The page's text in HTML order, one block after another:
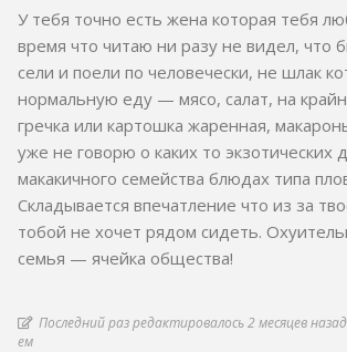
У тебя точно есть жена которая тебя
время что читаю ни разу не видел, что
сели и поели по человечески, не шлак
нормальную еду — мясо, салат, на
гречка или картошка жаренная,
уже не говорю о каких то экзотических
макакичного семейства блюдах типа
Складывается впечатление что из за
тобой не хочет рядом сидеть.
семья — ячейка общества!
Последний раз редактировалось 2 месяцев
ем